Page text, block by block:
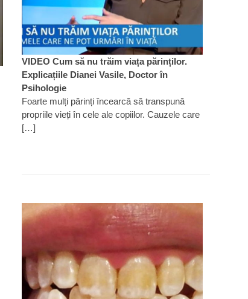
VIDEO Cum să nu trăim viața părinților.
Explicațiile Dianei Vasile, Doctor în
Psihologie
Foarte mulți părinți încearcă să transpună
propriile vieți în cele ale copiilor. Cauzele care
[…]